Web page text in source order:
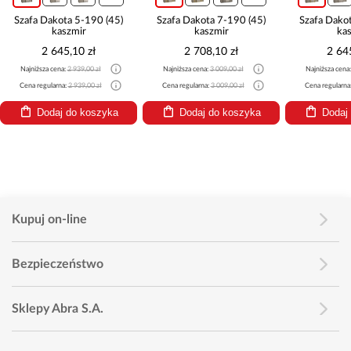
Szafa Dakota 5-190 (45)
kaszmir
2 645,10 zł
Najniższa cena:2 939,00 zł
Cena regularna:2 939,00 zł
Dodaj do koszyka
Szafa Dakota 7-190 (45)
kaszmir
2 708,10 zł
Najniższa cena:3 009,00 zł
Cena regularna:3 009,00 zł
Dodaj do koszyka
Szafa
2
Najniższa
Cena
Kupuj on-line
Bezpieczeństwo
Sklepy Abra S.A.